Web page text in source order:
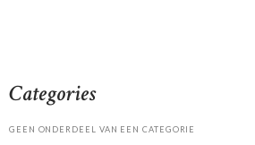
Categories
GEEN ONDERDEEL VAN EEN CATEGORIE